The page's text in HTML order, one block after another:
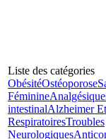
Liste des catégories
ObésitéOstéoporose
Féminine
intestinalAlzheimer
RespiratoiresTroubles
Neurologiques